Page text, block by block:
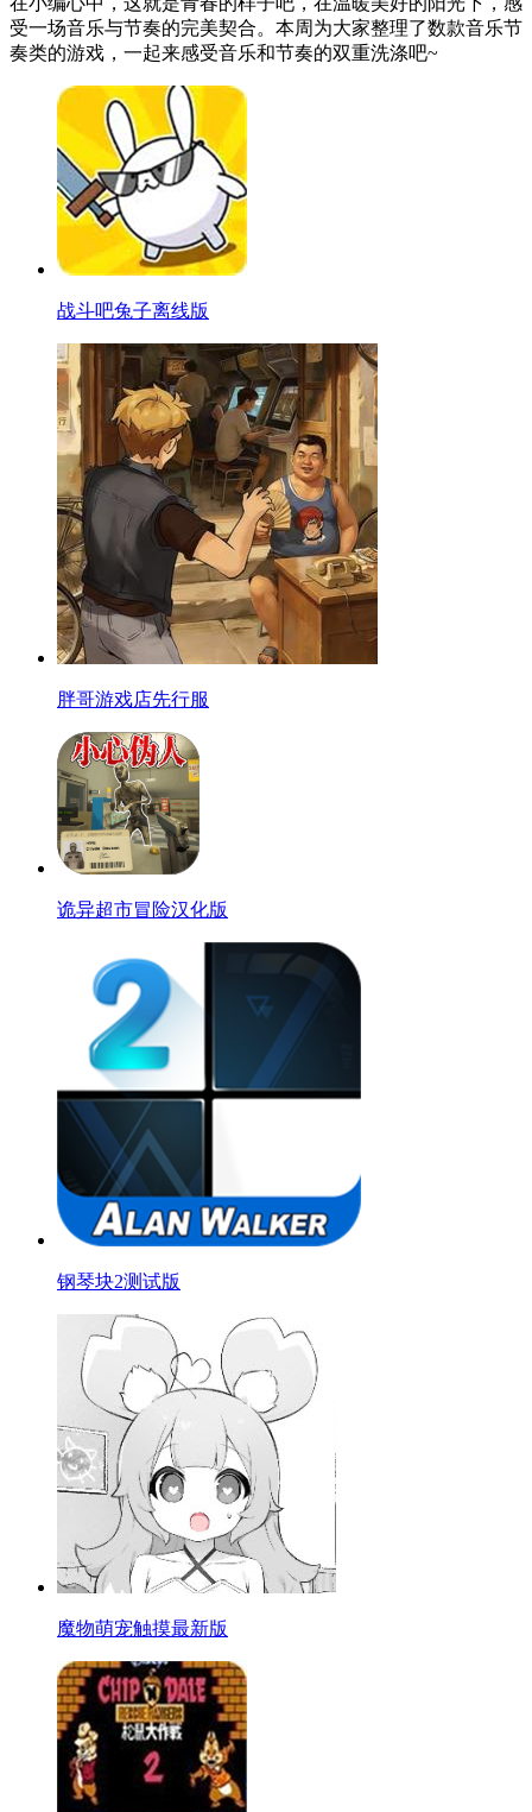
受一场音乐与节奏的完美契合。本周为大家整理了数款音乐节
奏类的游戏，一起来感受音乐和节奏的双重洗涤吧~
战斗吧兔子离线版
胖哥游戏店先行服
诡异超市冒险汉化版
钢琴块2测试版
魔物萌宠触摸最新版